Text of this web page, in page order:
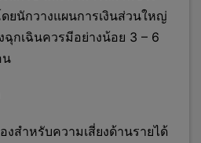
ยนักวางแผนการเงินส่วนใหญ่
ฉุกเฉินควรมีอย่างน้อย 3 – 6
น
งสำหรับความเสี่ยงด้านรายได้